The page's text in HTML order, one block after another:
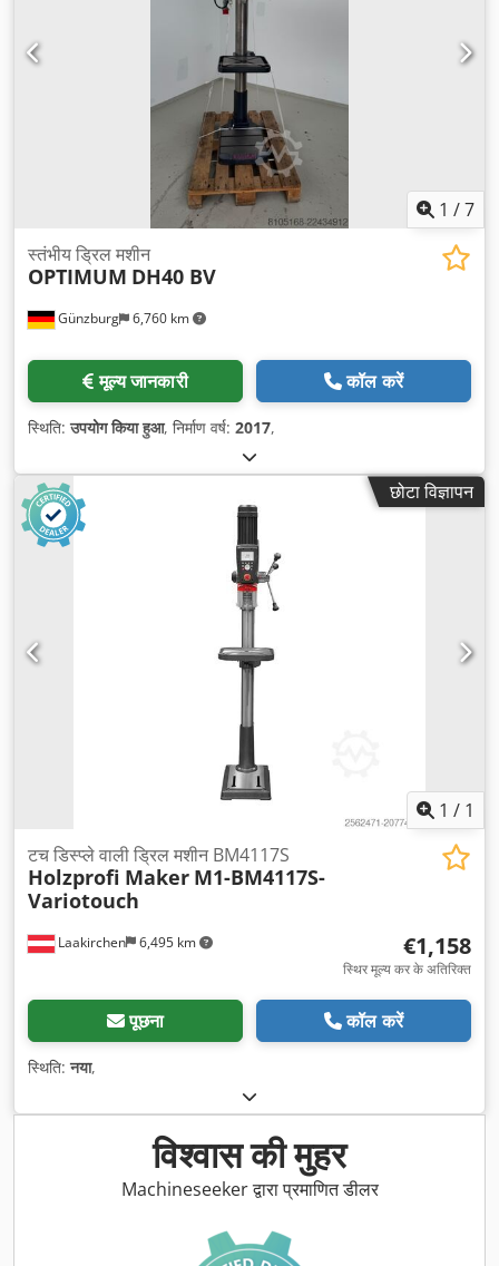
1 /7
Günzburg 6,760 km
स्तंभीय ड्रिल मशीन
OPTIMUM DH40 BV
मूल्य जानकारी कॉल करें
स्थिति:उपयोग किया हुआ, निर्माण वर्ष: 2017,
छोटा विज्ञापन
1 / 1
Laakirchen 6,495 km
टच डिस्प्ले वाली ड्रिल मशीन BM4117S
Holzprofi Maker M1-BM4117S-
Variotouch
€1,158
स्थिर मूल्य कर के अतिरिक्त
पूछना कॉल करें
स्थिति:नया,
विश्वास की मुहर
Machineseeker द्वारा प्रमाणित डीलर